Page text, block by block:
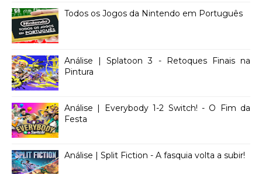
Todos os Jogos da Nintendo em Português
Análise | Splatoon 3 - Retoques Finais na
Pintura
Análise | Everybody 1-2 Switch! - O Fim da
Festa
Análise | Split Fiction - A fasquia volta a subir!